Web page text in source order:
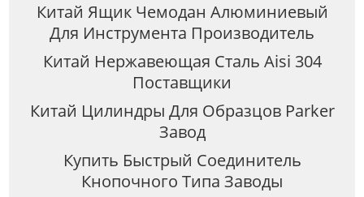
Китай Ящик Чемодан Алюминиевый
Для Инструмента Производитель
Китай Нержавеющая Сталь Aisi 304
Поставщики
Китай Цилиндры Для Образцов Parker
Завод
Купить Быстрый Соединитель
Кнопочного Типа Заводы